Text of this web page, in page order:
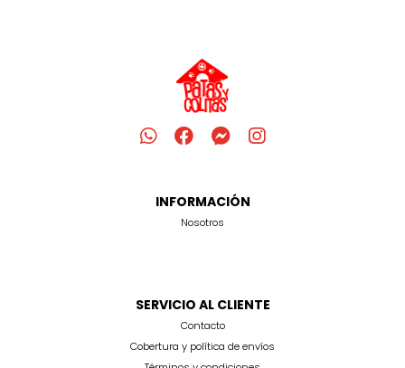
INFORMACIÓN
Nosotros
SERVICIO AL CLIENTE
Contacto
Cobertura y política de envíos